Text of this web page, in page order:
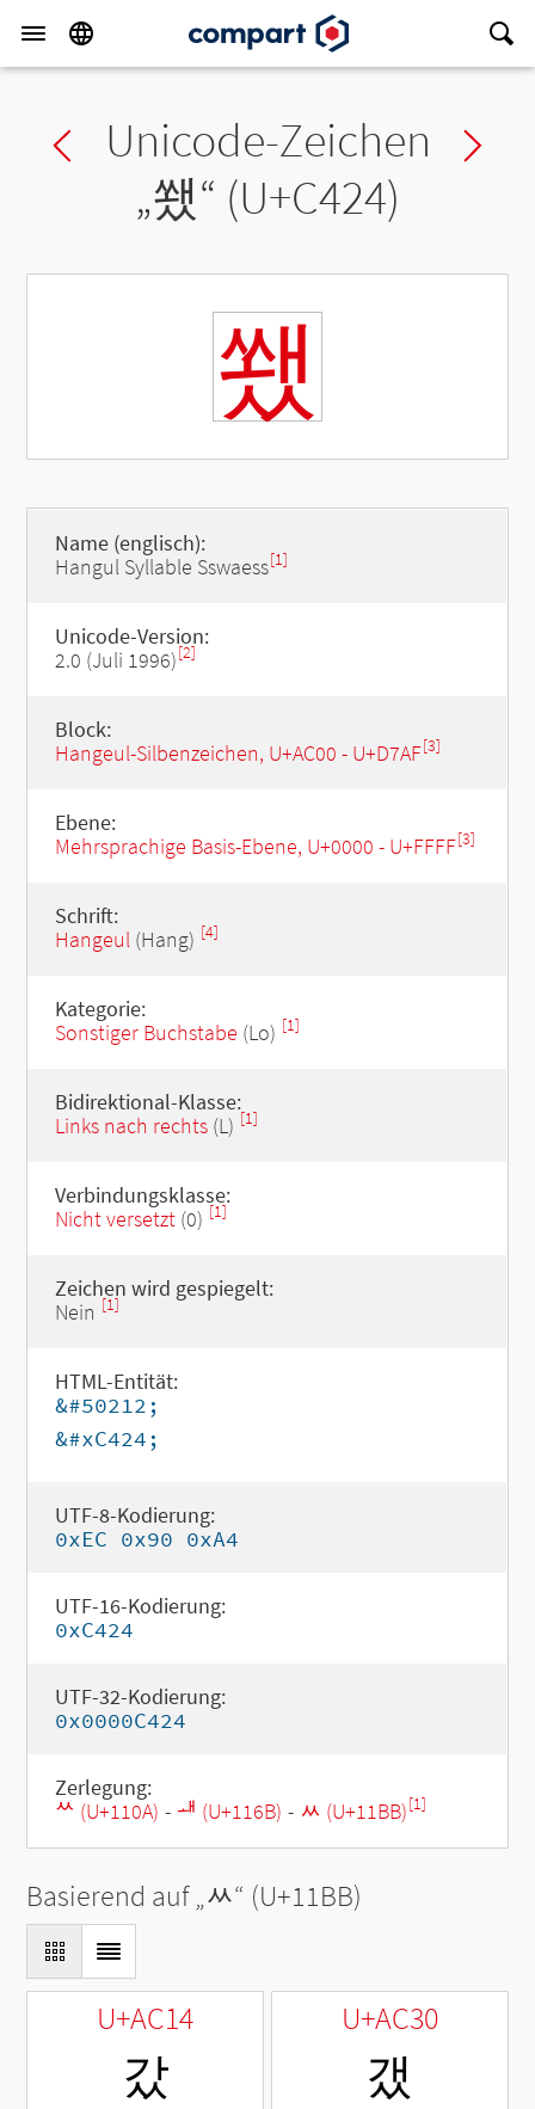
Previous char
Unicode-Zeichen
„쐤“ (U+C424)
쐤
Name (englisch):
Hangul Syllable Sswaess[1]
Unicode-Version:
2.0 (Juli 1996)[2]
Block:
Hangeul-Silbenzeichen, U+AC00 - U+D7AF[3]
Ebene:
Mehrsprachige Basis-Ebene, U+0000 - U+FFFF[3]
Schrift:
Hangeul(Hang) [4]
Kategorie:
Sonstiger Buchstabe (Lo) [1]
Bidirektional-Klasse:
Links nach rechts(L) [1]
Verbindungsklasse:
Nicht versetzt(0) [1]
Zeichen wird gespiegelt:
Nein [1]
HTML-Entität:
&#50212;
&#xC424;
UTF-8-Kodierung:
0xEC 0x90 0xA4
UTF-16-Kodierung:
0xC424
UTF-32-Kodierung:
0x0000C424
Zerlegung:
ᄊ (U+110A) - ᅫ (U+116B) - ᆻ (U+11BB)[1]
Basierend auf „ᆻ“ (U+11BB)
U+AC14
갔
U+AC30
갰